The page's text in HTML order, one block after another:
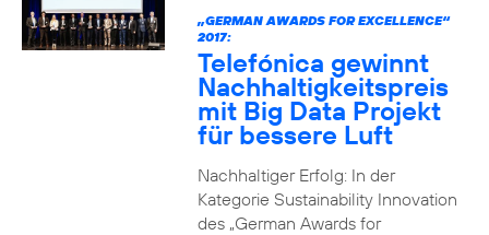
„GERMAN AWARDS FOR EXCELLENCE“
2017:
Telefónica gewinnt
Nachhaltigkeitspreis
mit Big Data Projekt
für bessere Luft
Nachhaltiger Erfolg: In der
Kategorie Sustainability Innovation
des „German Awards for